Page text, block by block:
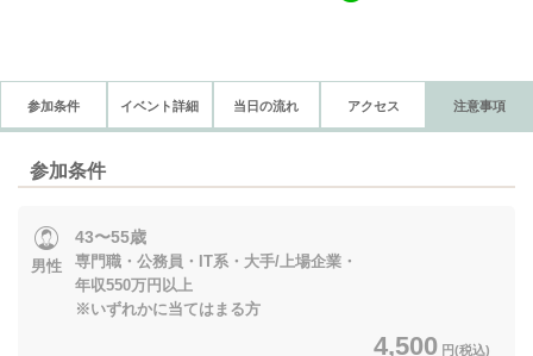
参加条件 イベント詳細 当日の流れ アクセス 注意事項
参加条件
男性
43〜55歳
専門職・公務員・IT系・大手/上場企業・
年収550万円以上
※いずれかに当てはまる方
4,500 円(税込)